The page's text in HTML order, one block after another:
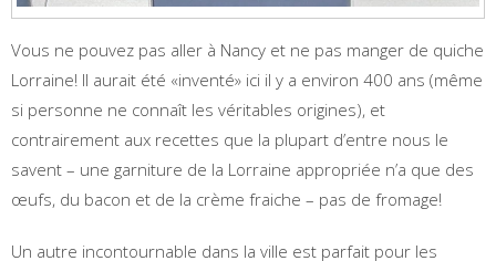
Vous ne pouvez pas aller à Nancy et ne pas manger de quiche
Lorraine! Il aurait été «inventé» ici il y a environ 400 ans (même
si personne ne connaît les véritables origines), et
contrairement aux recettes que la plupart d’entre nous le
savent – une garniture de la Lorraine appropriée n’a que des
œufs, du bacon et de la crème fraiche – pas de fromage!
Un autre incontournable dans la ville est parfait pour les